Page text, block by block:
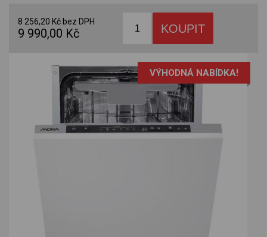
8 256,20 Kč bez DPH
9 990,00 Kč
VÝHODNÁ NABÍDKA!